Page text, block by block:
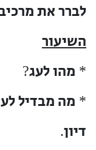
לברר את
השיעור
* מהו לעג?
* מה מבדיל
דיון.